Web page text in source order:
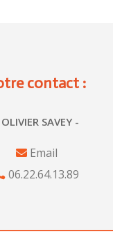
contact :
SAVEY -
Email
06.22.64.13.89